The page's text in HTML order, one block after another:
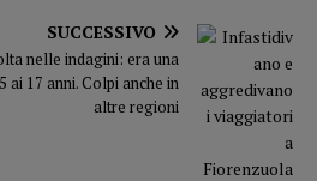
SUCCESSIVO
nelle indagini: era una
ai 17 anni. Colpi anche in
altre regioni